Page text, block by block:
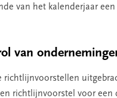
van het kalenderjaar
van
richtlijnvoorstellen
richtlijnvoorstel voor